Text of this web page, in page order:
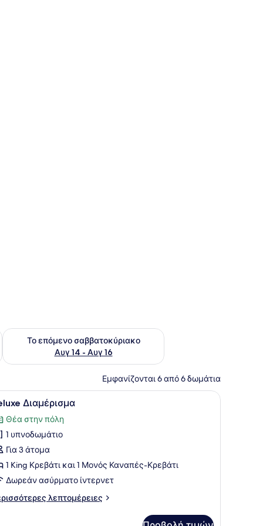
σαββατοκύριακο Αυγ 7 - Αυγ 9
Το επόμενο σαββατοκύριακο
Αυγ 14 - Αυγ 16
Έλεγχος διαθεσιμότητας για το επόμενο σαββατοκύριακο
Εμφανίζονται 6 από 6 δωμάτια
από μακραμέ.ένα κομοδίνο και θέα προς το εξωτερικό περιβάλλον μέσω
Ένα δωμάτιο ξενοδοχείου με ένα
17 Διαμέρισμα
Θέα στην πόλη
1 υπνοδωμάτιο
Για 3 άτομα
1 King Κρεβάτι και 1 Μονός Καναπές-Κρεβάτι
Δωρεάν ασύρματο ίντερνετ
λεπτομέρειες